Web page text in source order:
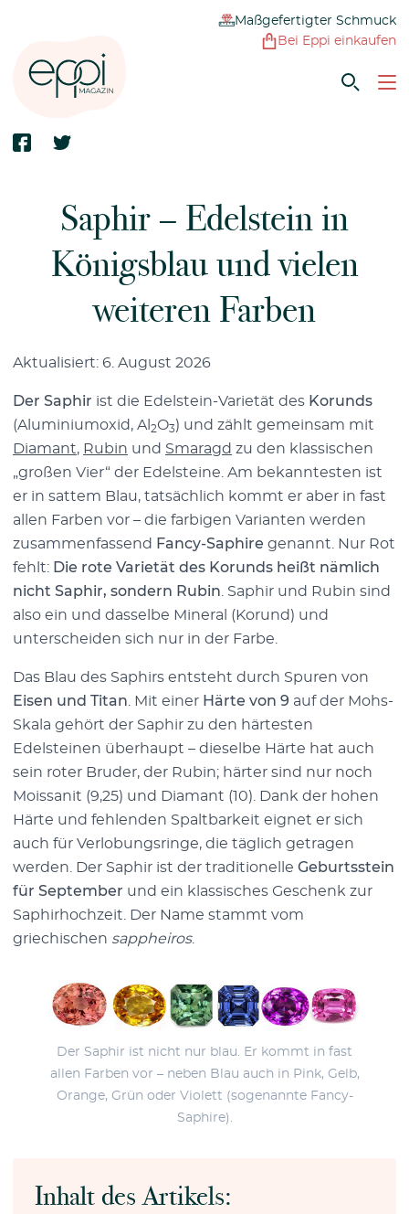
Maßgefertigter Schmuck
Bei Eppi einkaufen
Saphir – Edelstein in
Königsblau und vielen
weiteren Farben
Aktualisiert: 6. August 2026
Der Saphir ist die Edelstein-Varietät des Korunds
(Aluminiumoxid, Al 2O3) und zählt gemeinsam mit
Diamant, Rubin und Smaragd zu den klassischen
„großen Vier“ der Edelsteine. Am bekanntesten ist
er in sattem Blau, tatsächlich kommt er aber in fast
allen Farben vor – die farbigen Varianten werden
zusammenfassend
Fancy-Saphire genannt. Nur Rot
fehlt: Die rote Varietät des Korunds heißt nämlich
nicht Saphir, sondern Rubin . Saphir und Rubin sind
also ein und dasselbe Mineral (Korund) und
unterscheiden sich nur in der Farbe.
Das Blau des Saphirs entsteht durch Spuren von
Eisen und Titan . Mit einer Härte von 9 auf der Mohs-
Skala gehört der Saphir zu den härtesten
Edelsteinen überhaupt – dieselbe Härte hat auch
sein roter Bruder, der Rubin; härter sind nur noch
Moissanit (9,25) und Diamant (10). Dank der hohen
Härte und fehlenden Spaltbarkeit eignet er sich
auch für Verlobungsringe, die täglich getragen
werden. Der Saphir ist der traditionelle Geburtsstein
für September und ein klassisches Geschenk zur
Saphirhochzeit. Der Name stammt vom
griechischen sappheiros.
Der Saphir ist nicht nur blau. Er kommt in fast
allen Farben vor – neben Blau auch in Pink, Gelb,
Orange, Grün oder Violett (sogenannte Fancy-
Saphire).
Inhalt des Artikels: